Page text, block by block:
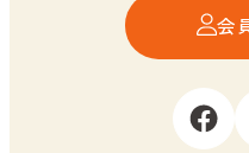
会